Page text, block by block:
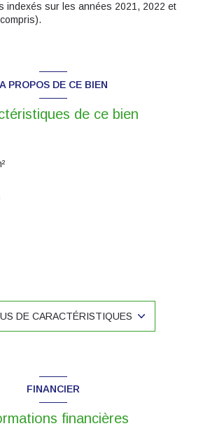
indexés sur les années 2021, 2022 et
A PROPOS DE CE BIEN
de ce bien
(équipée)
DE CARACTÉRISTIQUES
FINANCIER
financières